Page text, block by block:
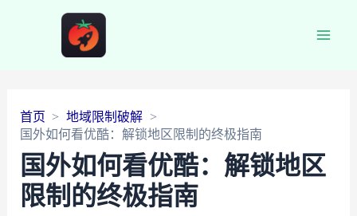
首页
地域限制破解
国外如何看优酷：解锁地区限制的终极指南
国外如何看优酷：解锁地区
限制的终极指南